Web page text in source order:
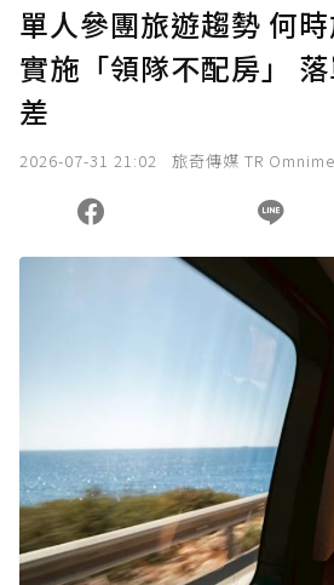
您當前剩餘 U 利點數：0點；
單人參團旅遊趨勢 何
實施「領隊不配房」
差
2026-07-31 21:02 旅奇傳媒 TR